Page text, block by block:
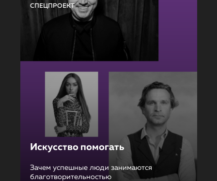
СПЕЦПРОЕКТ
Искусство помогать
Зачем успешные люди занимаются
благотворительностью